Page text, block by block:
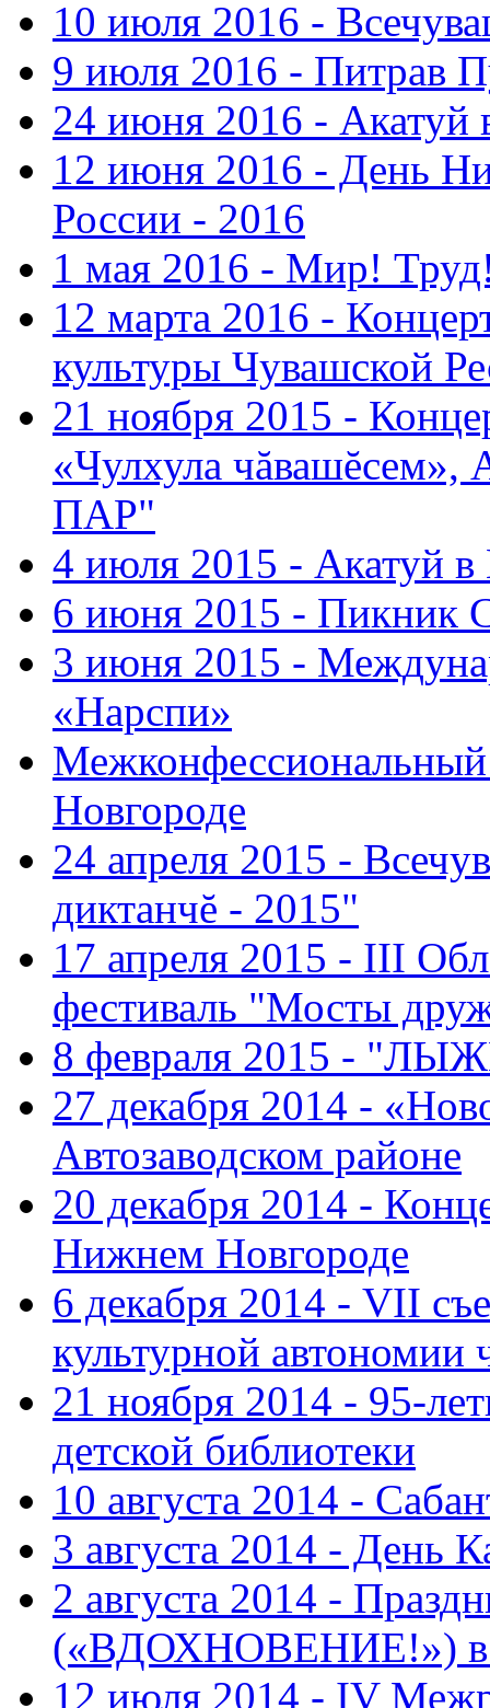
10 июля 2016 -
9 июля 2016 - Питрав
24 июня 2016 - Акатуй
12 июня 2016 - День
России - 2016
1 мая 2016 - Мир!
12 марта 2016 -
культуры Чувашской
21 ноября 2015 -
«Чулхула
ПАР"
4 июля 2015 - Акатуй
6 июня 2015 - Пикник
3 июня 2015 -
«Нарспи»
Новгороде
24 апреля 2015 -
диктанчĕ - 2015"
17 апреля 2015 - III
фестиваль "Мосты
8 февраля 2015 -
27 декабря 2014 -
Автозаводском районе
20 декабря 2014 -
Нижнем Новгороде
6 декабря 2014 - VII
культурной автономии
21 ноября 2014 - 95-
детской библиотеки
10 августа 2014 -
3 августа 2014 - День
2 августа 2014 -
(«ВДОХНОВЕНИЕ!») в
12 июля 2014 - IV